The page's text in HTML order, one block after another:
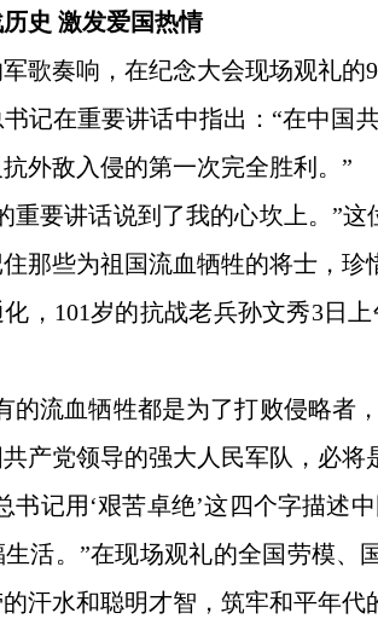
史 激发爱国热情
歌奏响，在纪念大会现场观礼的
记在重要讲话中指出：“在中国
外敌入侵的第一次完全胜利。”
重要讲话说到了我的心坎上。”
那些为祖国流血牺牲的将士，
，101岁的抗战老兵孙文秀3日
的流血牺牲都是为了打败侵略者
产党领导的强大人民军队，必将
书记用‘艰苦卓绝’这四个字描述
活。”在现场观礼的全国劳模、
汗水和聪明才智，筑牢和平年代